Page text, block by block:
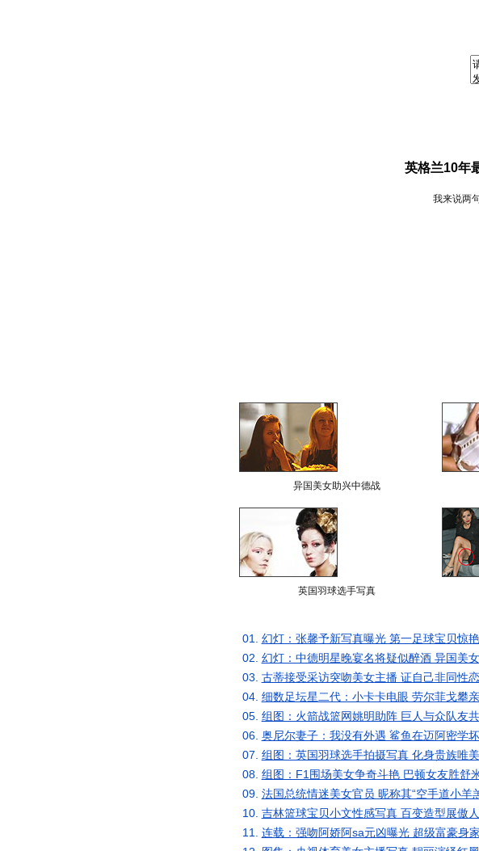
英格兰10年
我来说两
异国美女助兴中德战
英国羽球选手写真
01. 幻灯：张馨予新写真曝光 第一足球宝贝惊
02. 幻灯：中德明星晚宴名将疑似醉酒 异国美
03. 古蒂接受采访突吻美女主播 证自己非同性
04. 细数足坛星二代：小卡卡电眼 劳尔菲戈攀
05. 组图：火箭战篮网姚明助阵 巨人与众队友
06. 奥尼尔妻子：我没有外遇 鲨鱼在迈阿密学
07. 组图：英国羽球选手拍摄写真 化身贵族唯
08. 组图：F1围场美女争奇斗艳 巴顿女友胜舒
09. 法国总统情迷美女官员 昵称其“空手道小羊
10. 吉林篮球宝贝小文性感写真 百变造型展傲
11. 连载：强吻阿娇阿sa元凶曝光 超级富豪身